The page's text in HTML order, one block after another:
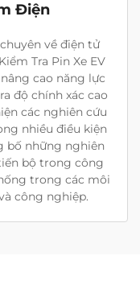
Điện
về điện tử
Tra Pin Xe EV
cao năng lực
độ chính xác cao
các nghiên cứu
nhiều điều kiện
bố những nghiên
bộ trong công
trong các môi
công nghiệp.